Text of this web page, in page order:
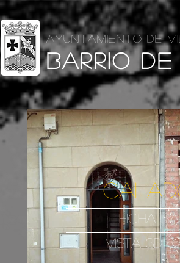
AYUNTAMIENTO DE
BARRIO
VISTA 3D
FICHA